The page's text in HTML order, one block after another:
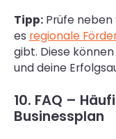
Tipp:Prüfe neben
es regionale
gibt. Diese
und deine
10. FAQ –
Businessplan